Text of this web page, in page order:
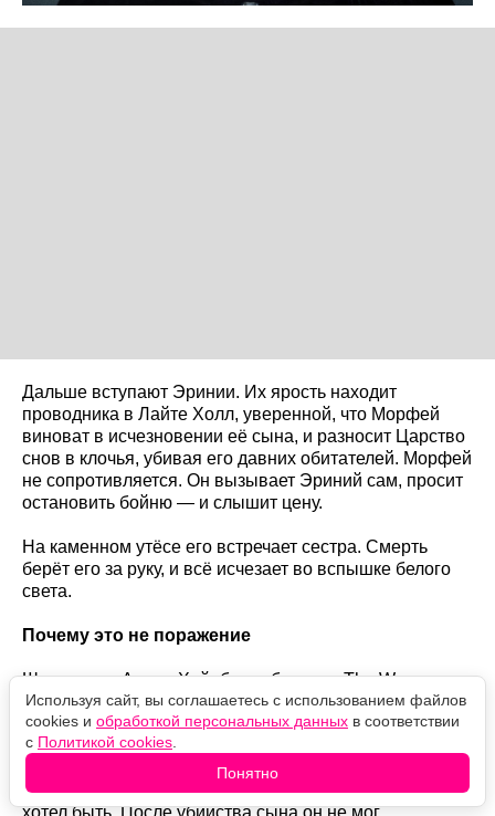
Дальше вступают Эринии. Их ярость находит
проводника в Лайте Холл, уверенной, что Морфей
виноват в исчезновении её сына, и разносит Царство
снов в клочья, убивая его давних обитателей. Морфей
не сопротивляется. Он вызывает Эриний сам, просит
остановить бойню — и слышит цену.
На каменном утёсе его встречает сестра. Смерть
берёт его за руку, и всё исчезает во вспышке белого
света.
Почему это не поражение
Шоураннер Аллан Хайнберг объяснял The Wrap в
2025 году, что для героя это был единственный выход:
"Он позволяет себе переродиться".
Логика такая: Морфей не смог стать тем Сном, каким
Используя сайт, вы соглашаетесь с использованием файлов
cookies и обработкой персональных данных в соответствии
с Политикой cookies
Понятно